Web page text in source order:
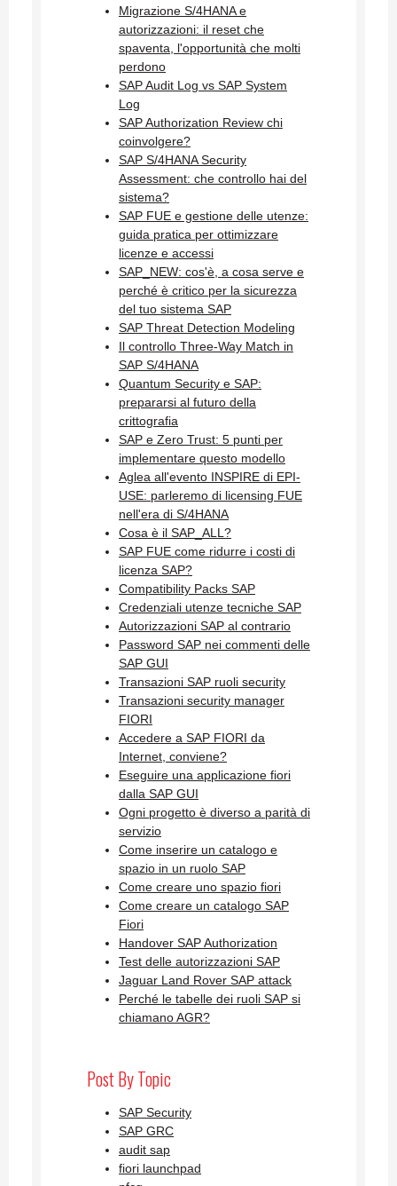
Migrazione S/4HANA e
autorizzazioni: il reset che
spaventa, l'opportunità che molti
perdono
SAP Audit Log vs SAP System
Log
SAP Authorization Review chi
coinvolgere?
SAP S/4HANA Security
Assessment: che controllo hai del
sistema?
SAP FUE e gestione delle utenze:
guida pratica per ottimizzare
licenze e accessi
SAP_NEW: cos'è, a cosa serve e
perché è critico per la sicurezza
del tuo sistema SAP
SAP Threat Detection Modeling
Il controllo Three-Way Match in
SAP S/4HANA
Quantum Security e SAP:
prepararsi al futuro della
crittografia
SAP e Zero Trust: 5 punti per
implementare questo modello
Aglea all'evento INSPIRE di EPI-
USE: parleremo di licensing FUE
nell'era di S/4HANA
Cosa è il SAP_ALL?
SAP FUE come ridurre i costi di
licenza SAP?
Compatibility Packs SAP
Credenziali utenze tecniche SAP
Autorizzazioni SAP al contrario
Password SAP nei commenti delle
SAP GUI
Transazioni SAP ruoli security
Transazioni security manager
FIORI
Accedere a SAP FIORI da
Internet, conviene?
Eseguire una applicazione fiori
dalla SAP GUI
Ogni progetto è diverso a parità di
servizio
Come inserire un catalogo e
spazio in un ruolo SAP
Come creare uno spazio fiori
Come creare un catalogo SAP
Fiori
Handover SAP Authorization
Test delle autorizzazioni SAP
Jaguar Land Rover SAP attack
Perché le tabelle dei ruoli SAP si
chiamano AGR?
Post By Topic
SAP Security
SAP GRC
audit sap
fiori launchpad